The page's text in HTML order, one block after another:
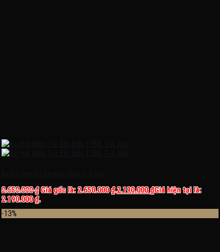
2.650.000₫ Giá gốc là: 2.650.000 ₫.2.190.000₫Giá hiện tại là:
2.190.000 ₫.
-13%